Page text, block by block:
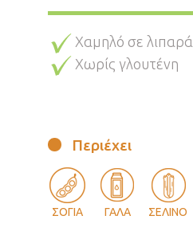
Χαμηλό σε λιπαρά
Χωρίς γλουτένη
Περιέχει
ΣΟΓΙΑ ΓΑΛΑ ΣΕΛΙΝΟ